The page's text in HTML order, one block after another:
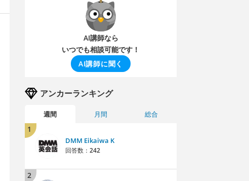
AI講師なら
いつでも相談可能です！
AI講師に聞く
アンカーランキング
週間 月間 総合
1
DMM Eikaiwa K
回答数： 242
2